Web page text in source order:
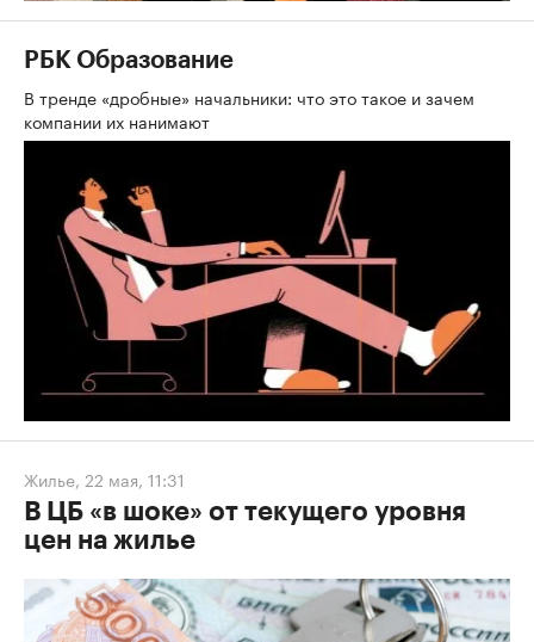
РБК Образование
В тренде «дробные» начальники: что это такое и зачем
компании их нанимают
Жилье, 22 мая, 11:31
В ЦБ «в шоке» от текущего уровня
цен на жилье